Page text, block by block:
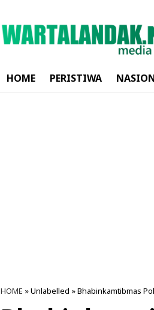
HOME PERISTIWA
HOME » Unlabelled » Bhabinkamtibmas